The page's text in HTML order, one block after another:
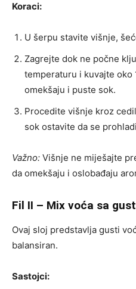
Koraci:
U šerpu stavite višnje,
Zagrejte dok ne počne
temperaturu i kuvajte oko
omekšaju i puste sok.
Procedite višnje kroz
sok ostavite da se
Važno: Višnje ne miješajte
da omekšaju i oslobađaju
Fil II – Mix voća sa
Ovaj sloj predstavlja gusti
balansiran.
Sastojci: